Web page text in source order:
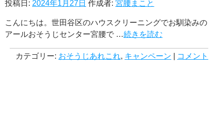
投稿日: 2024年1月27日 作成者: 宮腰まこと
こんにちは。世田谷区のハウスクリーニングでお馴染みの
アールおそうじセンター宮腰で …続きを読む
カテゴリー: おそうじあれこれ, キャンペーン コメント